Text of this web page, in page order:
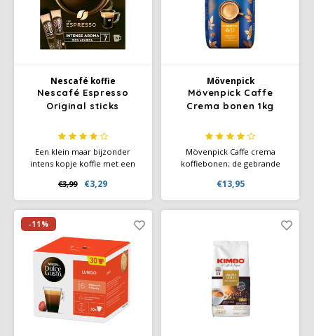
La Brasiliana
Lazarro
Mauro Caffe
Nescafé koffie
Nescafé Espresso
Original sticks
Een klein maar bijzonder
intens kopje koffie met een
een intense espresso, zonder
machine.
€3,99 €3,29
Mövenpick
Mövenpick Caffe
Crema bonen 1kg
Mövenpick Caffe crema
koffiebonen; de gebrande
heerlijk koffie genot met een
fluweelzachte cremalaag.
Gemaakt van 100% Arabica
€13,95
-11%